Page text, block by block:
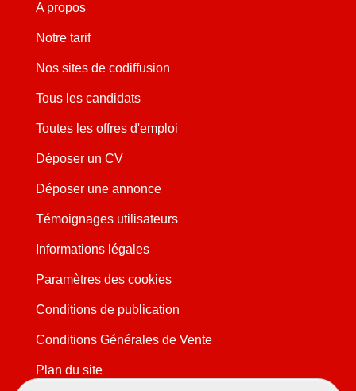
A propos
Notre tarif
Nos sites de codiffusion
Tous les candidats
Toutes les offres d'emploi
Déposer un CV
Déposer une annonce
Témoignages utilisateurs
Informations légales
Paramètres des cookies
Conditions de publication
Conditions Générales de Vente
Plan du site